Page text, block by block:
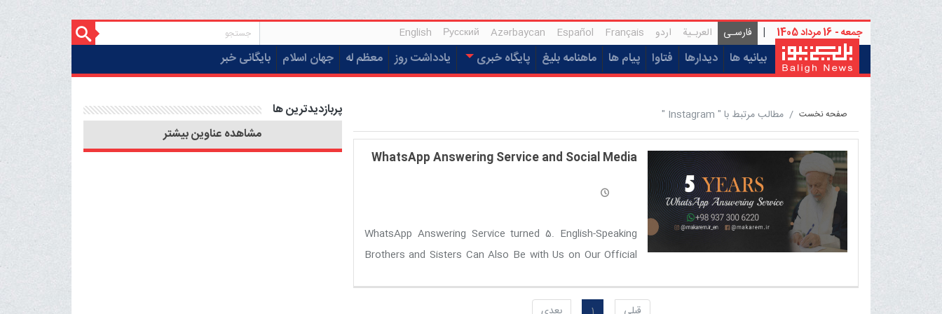
جمعه - 16 مرداد 1405 | فارسـی العربـیة اردو Français
Español
Azərbaycan
Русский
English
بیانیه ها دیدارها فتاوا پیام ها ماهنامه بلیغ پایگاه خبری یادداشت روز معظم له جهان اسلام بایگانی خبر
صفحه نخست مطالب مرتبط با " Instagram "
WhatsApp Answering Service and Social Media
WhatsApp Answering Service turned 5. English-Speaking
Brothers and Sisters Can Also Be with Us on Our Official
پربازدیدترین ها
مشاهده عناوین بیشتر